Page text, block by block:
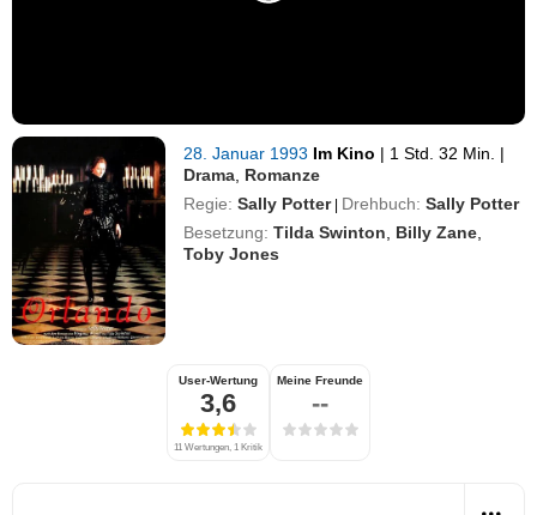
28. Januar 1993 Im Kino | 1 Std. 32 Min. |
Drama Romanze
Regie: Sally Potter | Drehbuch: Sally Potter
Besetzung: Tilda Swinton Billy Zane
Toby Jones
User-Wertung
3,6
11 Wertungen, 1 Kritik
Meine Freunde
--